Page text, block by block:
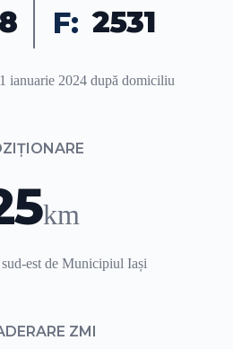
F: 2531
ianuarie 2024 după domiciliu
km
est de Municipiul Iași
ZMI